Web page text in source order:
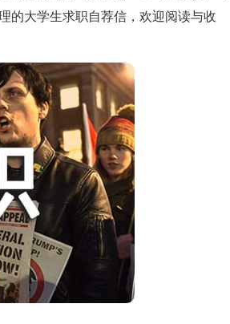
的大学生求职自荐信，欢迎阅读与收